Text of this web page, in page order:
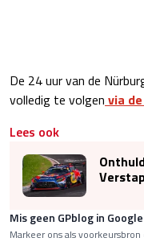
De 24 uur van de
volledig te volgen via
Lees ook
Mis geen GPblog in Google
Markeer ons als